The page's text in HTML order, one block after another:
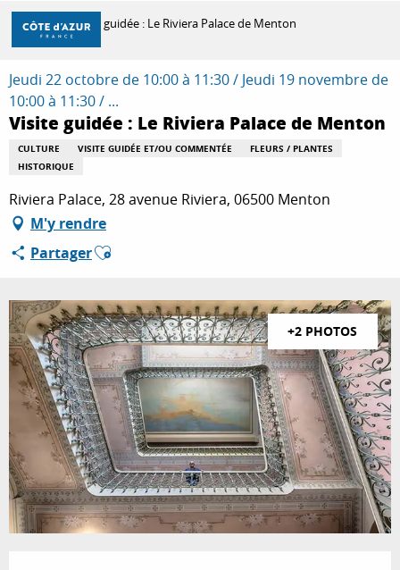
Aller
contenu
principal
DÉCOUVRIR
À FAIRE
SÉJOURNER
Accueil Visite guidée : Le Riviera Palace de Menton
Jeudi 22 octobre de 10:00 à 11:30 / Jeudi 19 novembre de
10:00 à 11:30 / ...
Visite guidée : Le Riviera Palace de Menton
CULTURE VISITE GUIDÉE ET/OU COMMENTÉE
FLEURS / PLANTES
HISTORIQUE
Riviera Palace, 28 avenue Riviera, 06500 Menton
M'y rendre
PartagerAjouter aux favoris
+2 PHOTOS